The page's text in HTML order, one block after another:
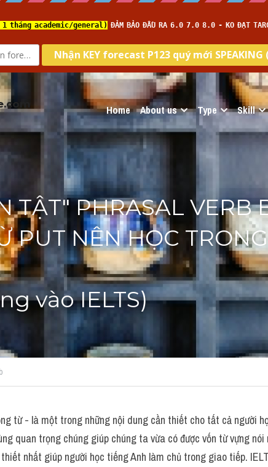
.com Home About us Type Skill
TẬT" PHRASAL VERB
PUT NÊN HỌC
vào IELTS)
từ - là một trong những nội dung cần thiết cho tất cả người
quan trọng chúng giúp chúng ta vừa có được vốn từ vựng
nhất giúp người học tiếng Anh làm chủ trong giao tiếp.